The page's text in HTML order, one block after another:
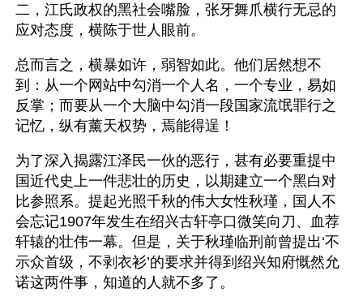
二，江氏政权的黑社会嘴脸，张牙舞爪横行无忌的
应对态度，横陈于世人眼前。
总而言之，横暴如许，弱智如此。他们居然想不
到：从一个网站中勾消一个人名，一个专业，易如
反掌；而要从一个大脑中勾消一段国家流氓罪行之
记忆，纵有薰天权势，焉能得逞！
为了深入揭露江泽民一伙的恶行，甚有必要重提中
国近代史上一件悲壮的历史，以期建立一个黑白对
比参照系。提起光照千秋的伟大女性秋瑾，国人不
会忘记1907年发生在绍兴古轩亭口微笑向刀、血荐
轩辕的壮伟一幕。但是，关于秋瑾临刑前曾提出‘不
示众首级，不剥衣衫’的要求并得到绍兴知府慨然允
诺这两件事，知道的人就不多了。